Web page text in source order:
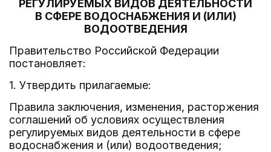
РЕГУЛИРУЕМЫХ ВИДОВ ДЕЯТЕЛЬНОСТИ
В СФЕРЕ ВОДОСНАБЖЕНИЯ И (ИЛИ)
ВОДООТВЕДЕНИЯ
Правительство Российской Федерации
постановляет:
1. Утвердить прилагаемые:
Правила заключения, изменения, расторжения
соглашений об условиях осуществления
регулируемых видов деятельности в сфере
водоснабжения и (или) водоотведения;